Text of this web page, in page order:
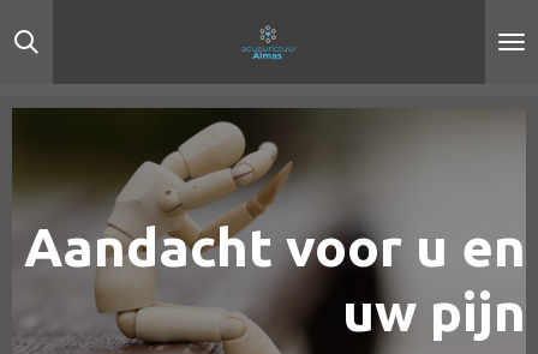
Ga
direct
Aandacht voor u en
uw pijn